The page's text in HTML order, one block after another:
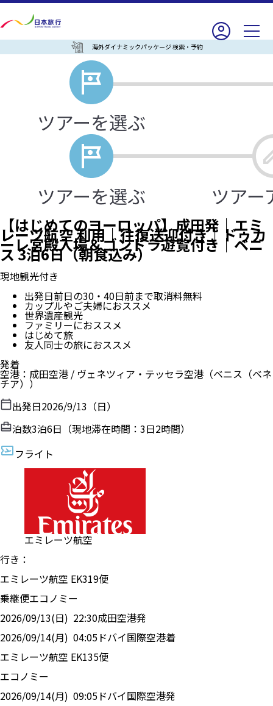
海外ダイナミックパッケージ 検索・予約
【はじめてのヨーロッパ】成田発｜エミ
レーツ航空 利用｜往復送迎付き｜ドゥカ
ーレ宮殿入場＆ゴンドラ遊覧付き｜ベニ
ス 3泊6日（朝食込み）
現地観光付き
出発日前日の30・40日前まで取消料無料
カップルやご夫婦におススメ
世界遺産観光
ファミリーにおススメ
はじめて旅
友人同士の旅におススメ
発着
空港 ： 成田空港 / ヴェネツィア・テッセラ空港 （ベニス（ベネ
チア） ）
出発日2026/9/13（日）
泊数3泊6日（現地滞在時間： 3日2時間）
フライト
エミレーツ航空
行き：
エミレーツ航空 EK319便
乗継便エコノミー
2026/09/13(日) 22:30成田空港発
2026/09/14(月) 04:05ドバイ国際空港着
エミレーツ航空 EK135便
エコノミー
2026/09/14(月) 09:05ドバイ国際空港発